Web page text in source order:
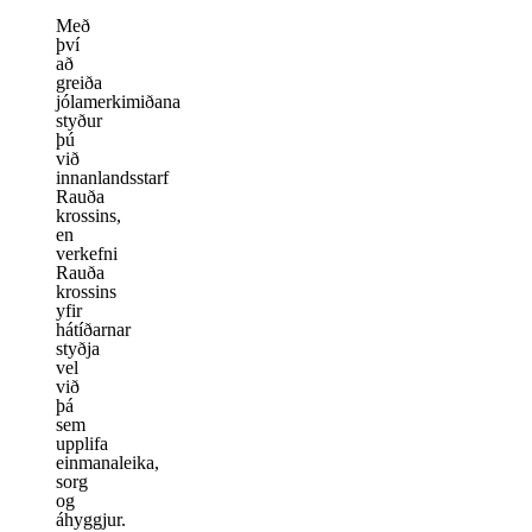
Með
því
að
greiða
jólamerkimiðana
styður
þú
við
innanlandsstarf
Rauða
krossins,
en
verkefni
Rauða
krossins
yfir
hátíðarnar
styðja
vel
við
þá
sem
upplifa
einmanaleika,
sorg
og
áhyggjur.